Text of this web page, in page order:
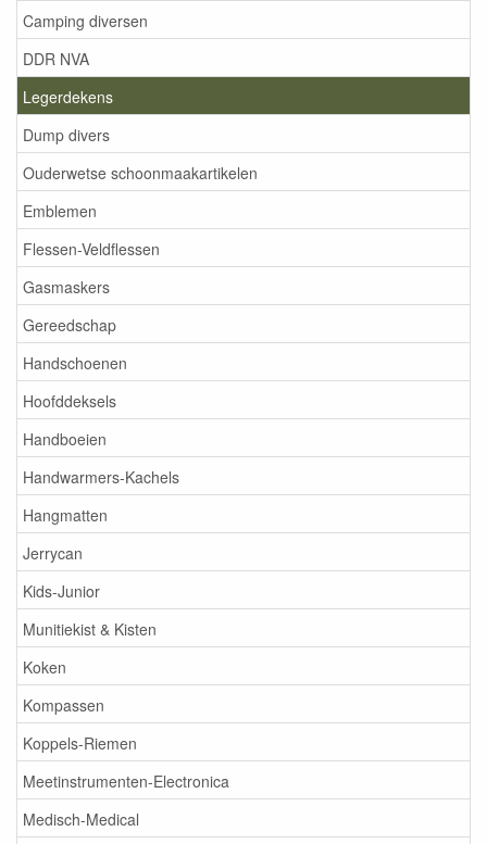
Camping diversen
DDR NVA
Legerdekens
Dump divers
Ouderwetse schoonmaakartikelen
Emblemen
Flessen-Veldflessen
Gasmaskers
Gereedschap
Handschoenen
Hoofddeksels
Handboeien
Handwarmers-Kachels
Hangmatten
Jerrycan
Kids-Junior
Munitiekist & Kisten
Koken
Kompassen
Koppels-Riemen
Meetinstrumenten-Electronica
Medisch-Medical